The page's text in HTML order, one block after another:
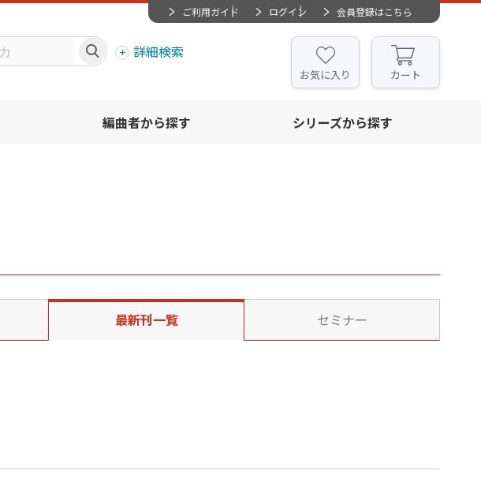
ご利用ガイド ログイン 会員登録はこちら
詳細検索
お気に入り カート
編曲者から探す シリーズから探す
最新刊一覧 セミナー